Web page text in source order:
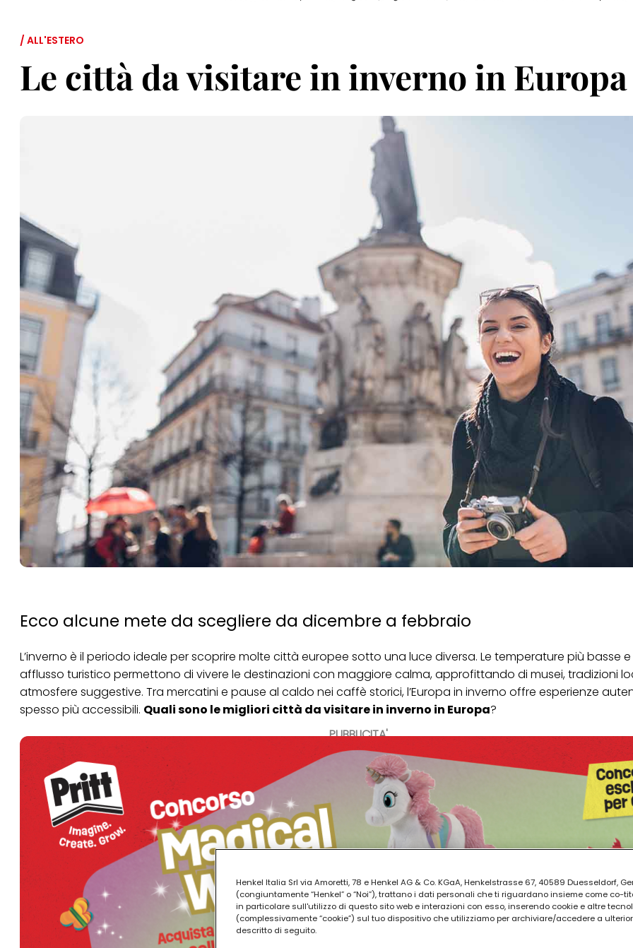
/ ALL'ESTERO
Le città da visitare in inverno in Europa
Ecco alcune mete da scegliere da dicembre a febbraio
PUBBLICITA'
L’inverno è il periodo ideale per scoprire molte città europee sotto una luce diversa. Le temperature più basse e
afflusso turistico permettono di vivere le destinazioni con maggiore calma, approfittando di musei, tradizioni
atmosfere suggestive. Tra mercatini e pause al caldo nei caffè storici, l’Europa in inverno offre esperienze
spesso più accessibili. Quali sono le migliori città da visitare in inverno in Europa?
Henkel Italia Srl via Amoretti, 78 e Henkel AG & Co. KGaA, Henkelstrasse 67, 40589 Duesseldorf,
(congiuntamente “Henkel” o “Noi”), trattano i dati personali che ti riguardano insieme come co-
in particolare sull'utilizzo di questo sito web e interazioni con esso, inserendo cookie e altre
(complessivamente “cookie”) sul tuo dispositivo che utilizziamo per archiviare/accedere a
descritto di seguito.